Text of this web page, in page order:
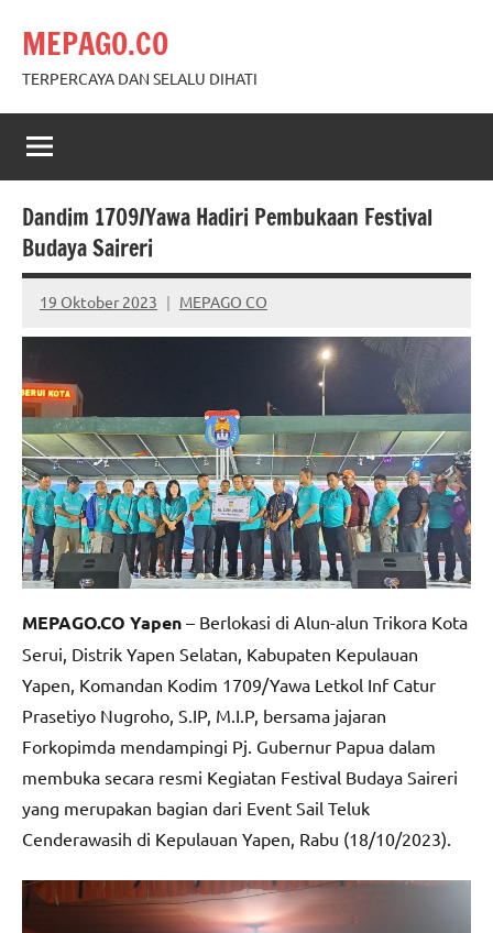
content
MEPAGO.CO
TERPERCAYA DAN SELALU DIHATI
Dandim 1709/Yawa Hadiri Pembukaan Festival
Budaya Saireri
19 Oktober 2023 MEPAGO CO
No
comments
MEPAGO.CO Yapen – Berlokasi di Alun-alun Trikora Kota
Serui, Distrik Yapen Selatan, Kabupaten Kepulauan
Yapen, Komandan Kodim 1709/Yawa Letkol Inf Catur
Prasetiyo Nugroho, S.IP, M.I.P, bersama jajaran
Forkopimda mendampingi Pj. Gubernur Papua dalam
membuka secara resmi Kegiatan Festival Budaya Saireri
yang merupakan bagian dari Event Sail Teluk
Cenderawasih di Kepulauan Yapen, Rabu (18/10/2023).